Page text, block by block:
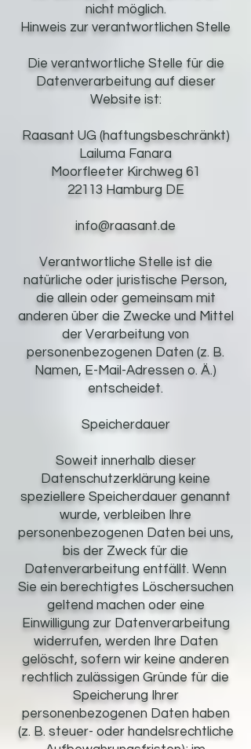
nicht möglich.
Hinweis zur verantwortlichen Stelle
Die verantwortliche Stelle für die
Datenverarbeitung auf dieser
Website ist:
Raasant UG (haftungsbeschränkt)
Lailuma Fanara
Moorfleeter Kirchweg 61
22113 Hamburg DE
info@raasant.de
Verantwortliche Stelle ist die
natürliche oder juristische Person,
die allein oder gemeinsam mit
anderen über die Zwecke und Mittel
der Verarbeitung von
personenbezogenen Daten (z. B.
Namen, E-Mail-Adressen o. Ä.)
entscheidet.
Speicherdauer
Soweit innerhalb dieser
Datenschutzerklärung keine
speziellere Speicherdauer genannt
wurde, verbleiben Ihre
personenbezogenen Daten bei uns,
bis der Zweck für die
Datenverarbeitung entfällt. Wenn
Sie ein berechtigtes Löschersuchen
geltend machen oder eine
Einwilligung zur Datenverarbeitung
widerrufen, werden Ihre Daten
gelöscht, sofern wir keine anderen
rechtlich zulässigen Gründe für die
Speicherung Ihrer
personenbezogenen Daten haben
(z. B. steuer- oder handelsrechtliche